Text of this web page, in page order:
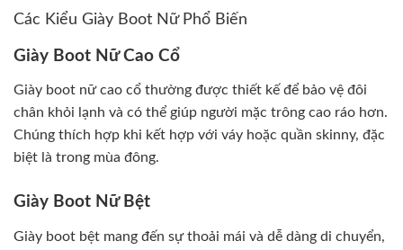
Các Kiểu Giày Boot Nữ Phổ Biến
Giày Boot Nữ Cao Cổ
Giày boot nữ cao cổ thường được thiết kế để bảo vệ đôi
chân khỏi lạnh và có thể giúp người mặc trông cao ráo hơn.
Chúng thích hợp khi kết hợp với váy hoặc quần skinny, đặc
biệt là trong mùa đông.
Giày Boot Nữ Bệt
Giày boot bệt mang đến sự thoải mái và dễ dàng di chuyển,